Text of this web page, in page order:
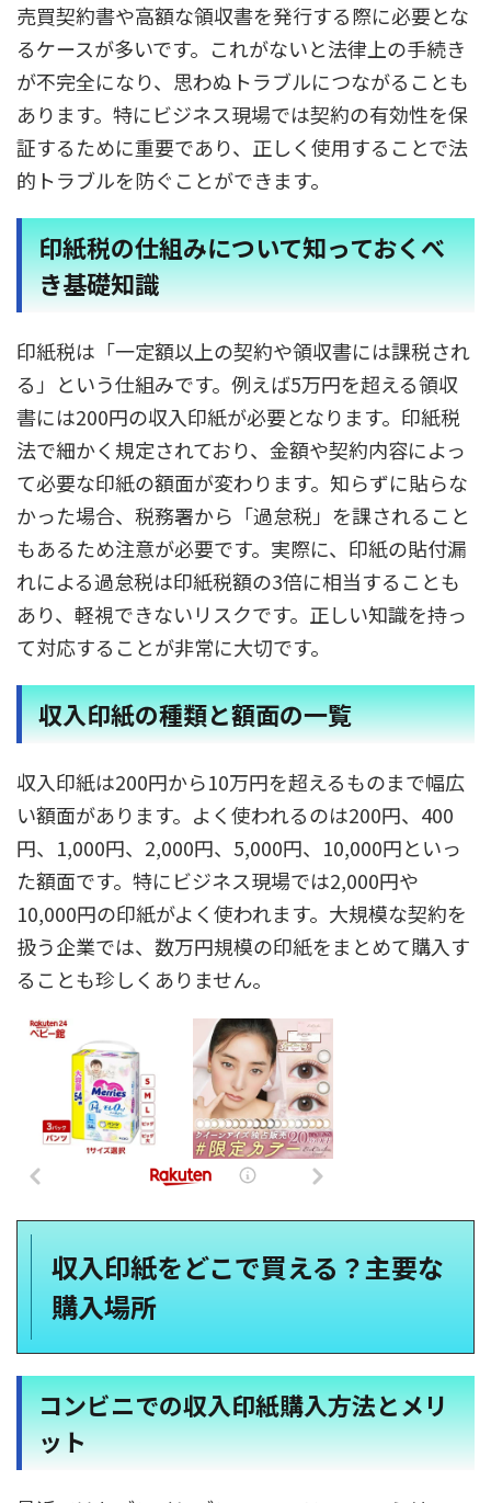
売買契約書や高額な領収書を発行する際に必要とな
るケースが多いです。これがないと法律上の手続き
が不完全になり、思わぬトラブルにつながることも
あります。特にビジネス現場では契約の有効性を保
証するために重要であり、正しく使用することで法
的トラブルを防ぐことができます。
印紙税の仕組みについて知っておくべ
き基礎知識
印紙税は「一定額以上の契約や領収書には課税され
る」という仕組みです。例えば5万円を超える領収
書には200円の収入印紙が必要となります。印紙税
法で細かく規定されており、金額や契約内容によっ
て必要な印紙の額面が変わります。知らずに貼らな
かった場合、税務署から「過怠税」を課されること
もあるため注意が必要です。実際に、印紙の貼付漏
れによる過怠税は印紙税額の3倍に相当することも
あり、軽視できないリスクです。正しい知識を持っ
て対応することが非常に大切です。
収入印紙の種類と額面の一覧
収入印紙は200円から10万円を超えるものまで幅広
い額面があります。よく使われるのは200円、400
円、1,000円、2,000円、5,000円、10,000円といっ
た額面です。特にビジネス現場では2,000円や
10,000円の印紙がよく使われます。大規模な契約を
扱う企業では、数万円規模の印紙をまとめて購入す
ることも珍しくありません。
収入印紙をどこで買える？主要な
購入場所
コンビニでの収入印紙購入方法とメリ
ット